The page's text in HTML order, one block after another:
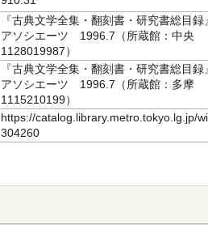
『古典文学全集・翻刻書・研究書総
アソシエーツ 1996.7（所蔵館：中
1128019987）
『古典文学全集・翻刻書・研究書総
アソシエーツ 1996.7（所蔵館：多
1115210199）
https://catalog.library.metro.tokyo.lg.jp/
304260